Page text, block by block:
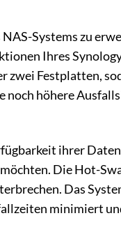
Systems zu
Ihres
zwei Festplatten,
noch höhere
ihrer
Die Hot-
Das
minimiert